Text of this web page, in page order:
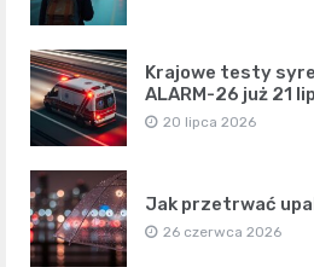
Krajowe testy
ALARM-26 już 21
20 lipca 2026
Jak przetrwać
26 czerwca 2026